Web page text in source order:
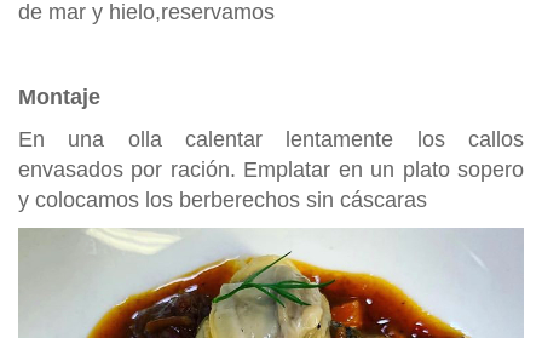
de mar y hielo,reservamos
Montaje
En una olla calentar lentamente los callos
envasados por ración. Emplatar en un plato sopero
y colocamos los berberechos sin cáscaras